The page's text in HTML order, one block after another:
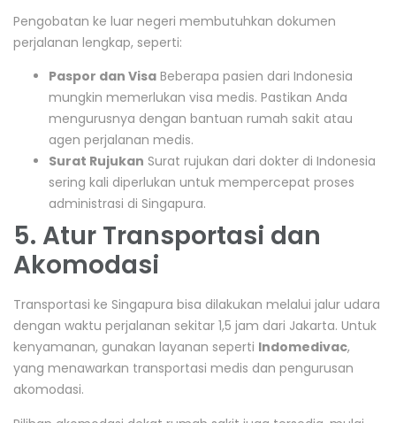
Pengobatan ke luar negeri membutuhkan dokumen
perjalanan lengkap, seperti:
Paspor dan Visa Beberapa pasien dari Indonesia
mungkin memerlukan visa medis. Pastikan Anda
mengurusnya dengan bantuan rumah sakit atau
agen perjalanan medis.
Surat Rujukan Surat rujukan dari dokter di Indonesia
sering kali diperlukan untuk mempercepat proses
administrasi di Singapura.
5. Atur Transportasi dan
Akomodasi
Transportasi ke Singapura bisa dilakukan melalui jalur udara
dengan waktu perjalanan sekitar 1,5 jam dari Jakarta. Untuk
kenyamanan, gunakan layanan seperti Indomedivac,
yang menawarkan transportasi medis dan pengurusan
akomodasi.